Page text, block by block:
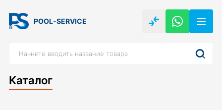
POOL-SERVICE
Каталог